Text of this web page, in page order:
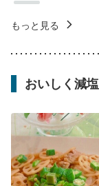
もっと見る
おいしく減